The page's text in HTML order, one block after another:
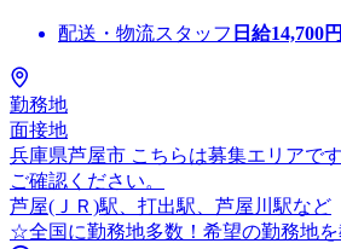
配送・物流スタッフ 日給14,700
勤務地
面接地
兵庫県芦屋市 こちらは募集エリアで
ご確認ください。
芦屋(ＪＲ)駅、打出駅、芦屋川駅など
☆全国に勤務地多数！希望の勤務地